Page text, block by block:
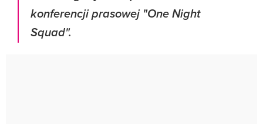
konferencji prasowej "One Night
Squad".